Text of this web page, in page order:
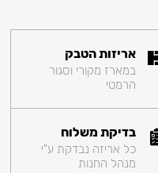
אריזות הטבק
במארז מקורי וסגור
הרמטי
בדיקת משלוח
כל אריזה נבדקת ע"י
מנהל החנות